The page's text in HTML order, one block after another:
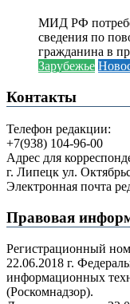
МИД РФ
сведения по
гражданина в
Зарубежье
Контакты
Телефон редакции:
+7(938) 104-96-00
Адрес для
г. Липецк ул.
Электронная почта
Правовая
Регистрационный
22.06.2018 г.
информационных
(Роскомнадзор).